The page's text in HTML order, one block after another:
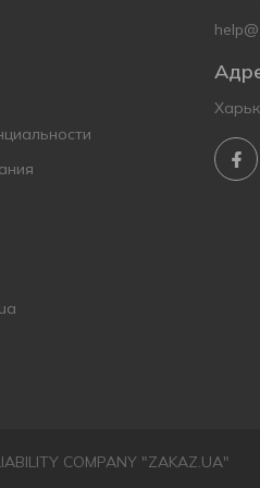
COMPANY "ZAKAZ.UA"